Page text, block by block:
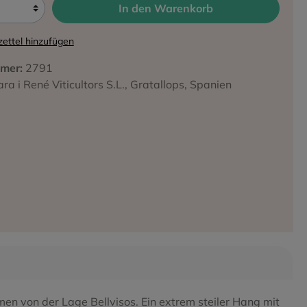
In den Warenkorb
hinzufügen
2791
i René Viticultors S.L., Gratallops, Spanien
von der Lage Bellvisos. Ein extrem steiler Hang mit